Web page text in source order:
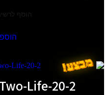
הוסף
מבצע!
20-2-Life – Twenty-Two-Life